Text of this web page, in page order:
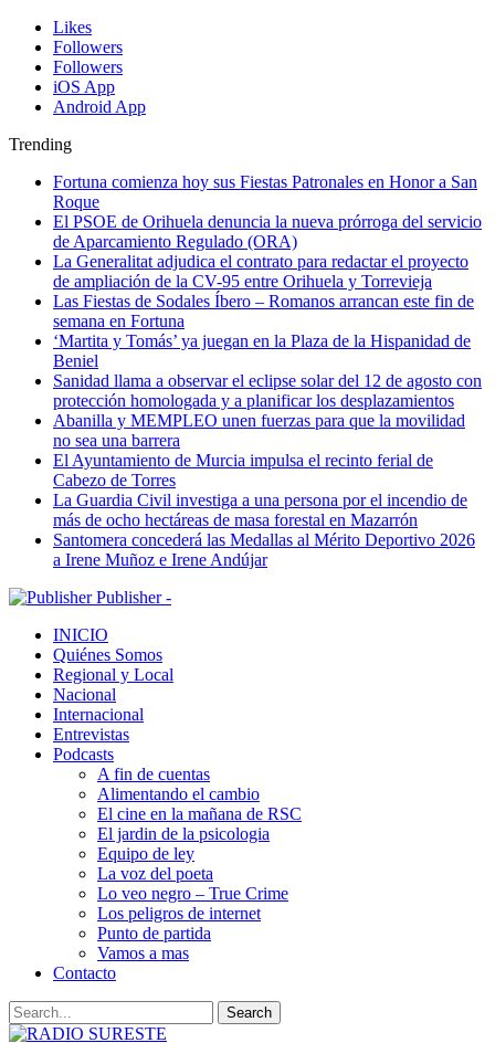
Likes
Followers
Followers
iOS App
Android App
Trending
Fortuna comienza hoy sus Fiestas Patronales en Honor a San
Roque
El PSOE de Orihuela denuncia la nueva prórroga del servicio
de Aparcamiento Regulado (ORA)
La Generalitat adjudica el contrato para redactar el proyecto
de ampliación de la CV-95 entre Orihuela y Torrevieja
Las Fiestas de Sodales Íbero – Romanos arrancan este fin de
semana en Fortuna
‘Martita y Tomás’ ya juegan en la Plaza de la Hispanidad de
Beniel
Sanidad llama a observar el eclipse solar del 12 de agosto con
protección homologada y a planificar los desplazamientos
Abanilla y MEMPLEO unen fuerzas para que la movilidad
no sea una barrera
El Ayuntamiento de Murcia impulsa el recinto ferial de
Cabezo de Torres
La Guardia Civil investiga a una persona por el incendio de
más de ocho hectáreas de masa forestal en Mazarrón
Santomera concederá las Medallas al Mérito Deportivo 2026
a Irene Muñoz e Irene Andújar
Publisher -
INICIO
Quiénes Somos
Regional y Local
Nacional
Internacional
Entrevistas
Podcasts
A fin de cuentas
Alimentando el cambio
El cine en la mañana de RSC
El jardin de la psicologia
Equipo de ley
La voz del poeta
Lo veo negro – True Crime
Los peligros de internet
Punto de partida
Vamos a mas
Contacto